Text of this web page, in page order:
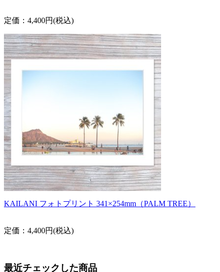
定価：4,400円(税込)
KAILANI フォトプリント 341×254mm（PALM TREE）
定価：4,400円(税込)
最近チェックした商品